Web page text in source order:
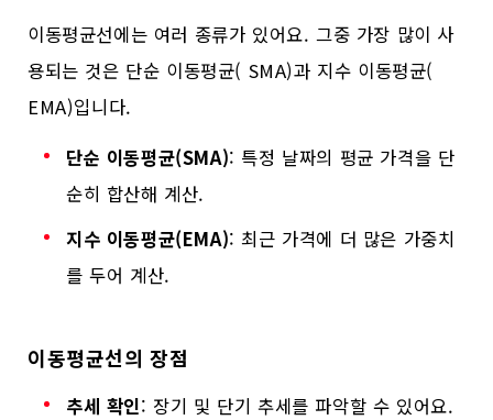
이동평균선에는 여러 종류가 있어요. 그중 가장 많이 사
용되는 것은 단순 이동평균( SMA)과 지수 이동평균(
EMA)입니다.
단순 이동평균(SMA): 특정 날짜의 평균 가격을 단
순히 합산해 계산.
지수 이동평균(EMA): 최근 가격에 더 많은 가중치
를 두어 계산.
이동평균선의 장점
추세 확인: 장기 및 단기 추세를 파악할 수 있어요.